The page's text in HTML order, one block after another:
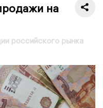
на
российского рынка